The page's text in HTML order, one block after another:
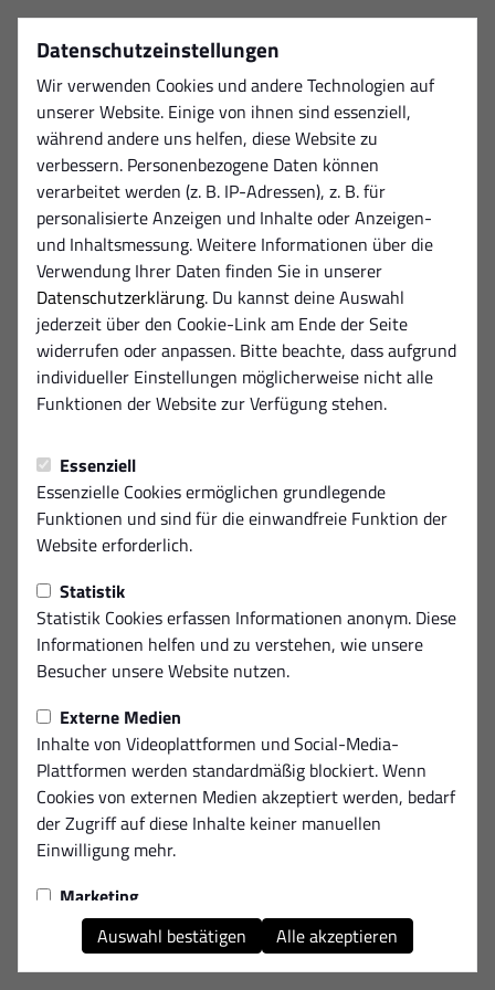
Datenschutzeinstellungen
Wir verwenden Cookies und andere Technologien auf
unserer Website. Einige von ihnen sind essenziell,
während andere uns helfen, diese Website zu
verbessern. Personenbezogene Daten können
verarbeitet werden (z. B. IP-Adressen), z. B. für
personalisierte Anzeigen und Inhalte oder Anzeigen-
und Inhaltsmessung. Weitere Informationen über die
Verwendung Ihrer Daten finden Sie in unserer
Datenschutzerklärung. Du kannst deine Auswahl
jederzeit über den Cookie-Link am Ende der Seite
widerrufen oder anpassen. Bitte beachte, dass aufgrund
individueller Einstellungen möglicherweise nicht alle
Funktionen der Website zur Verfügung stehen.
Essenziell
Essenzielle Cookies ermöglichen grundlegende
Funktionen und sind für die einwandfreie Funktion der
Website erforderlich.
Statistik
Statistik Cookies erfassen Informationen anonym. Diese
Informationen helfen und zu verstehen, wie unsere
Besucher unsere Website nutzen.
Externe Medien
Inhalte von Videoplattformen und Social-Media-
Plattformen werden standardmäßig blockiert. Wenn
Cookies von externen Medien akzeptiert werden, bedarf
der Zugriff auf diese Inhalte keiner manuellen
Einwilligung mehr.
Marketing
Marketing-Cookies werden verwendet, um Ihnen
relevante und personalisierte Werbung anzuzeigen. Sie
helfen uns, die Effektivität unserer Werbekampagnen
Auswahl bestätigen Alle akzeptieren
Diese Seite ist nicht verfügbar.